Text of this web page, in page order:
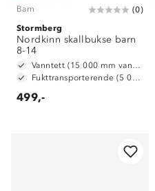
Barn (0)
Stormberg
Nordkinn skallbukse barn
8-14
Vanntett (15 000 mm vannsøyle)
Fukttransporterende (5 000 g/m2/24t)
499,-